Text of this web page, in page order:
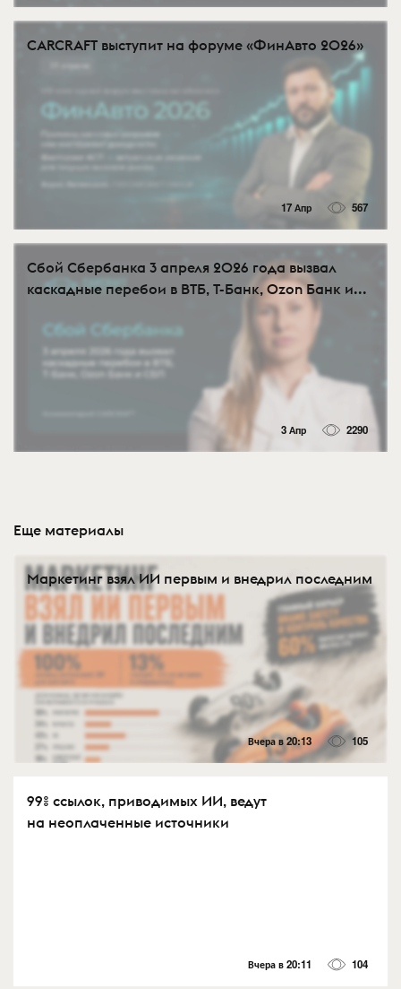
CARCRAFT выступит на форуме «ФинАвто 2026»
17 Апр 567
Сбой Сбербанка 3 апреля 2026 года вызвал
каскадные перебои в ВТБ, Т-Банк, Ozon Банк и...
3 Апр 2290
Еще материалы
Маркетинг взял ИИ первым и внедрил последним
Вчера в 20:13 105
99% ссылок, приводимых ИИ, ведут
на неоплаченные источники
Вчера в 20:11 104